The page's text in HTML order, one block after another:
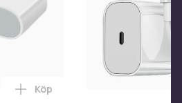
organiserad vardag, beställ din
kontroll över dina dagliga
Lägg till iPhone Laddare
Köp